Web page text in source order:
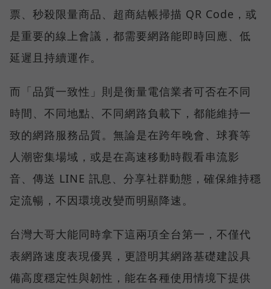
票、秒殺限量商品、超商結帳掃描 QR Code，或
是重要的線上會議，都需要網路能即時回應、低
延遲且持續運作。
而「品質一致性」則是衡量電信業者可否在不同
時間、不同地點、不同網路負載下，都能維持一
致的網路服務品質。無論是在跨年晚會、球賽等
人潮密集場域，或是在高速移動時觀看串流影
音、傳送 LINE 訊息、分享社群動態，確保維持穩
定流暢，不因環境改變而明顯降速。
台灣大哥大能同時拿下這兩項全台第一，不僅代
表網路速度表現優異，更證明其網路基礎建設具
備高度穩定性與韌性，能在各種使用情境下提供